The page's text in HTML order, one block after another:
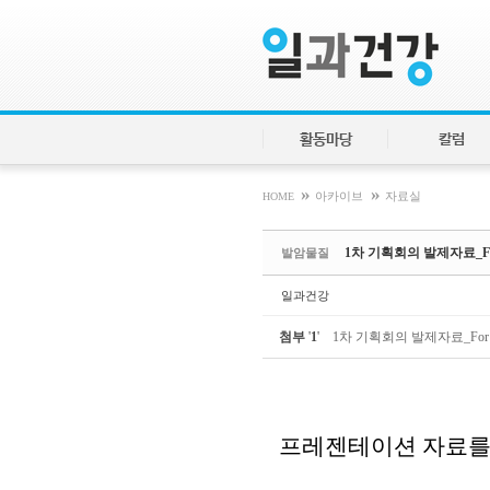
활동마당 칼럼
HOME » 아카이브 » 자료실
발암물질 1차 기획회의 발제자료
일과건강
첨부 '1' 1차 기획회의 발제자료
프레젠테이션 자료